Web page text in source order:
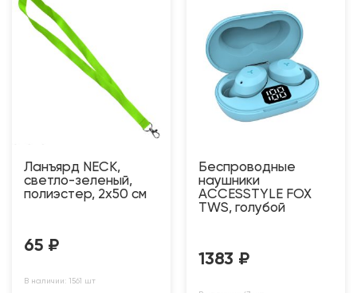
Ланъярд NECK,
светло-зеленый,
полиэстер, 2х50 см
65 ₽
В наличии: 1561 шт
Беспроводные
наушники
ACCESSTYLE FOX
TWS, голубой
1383 ₽